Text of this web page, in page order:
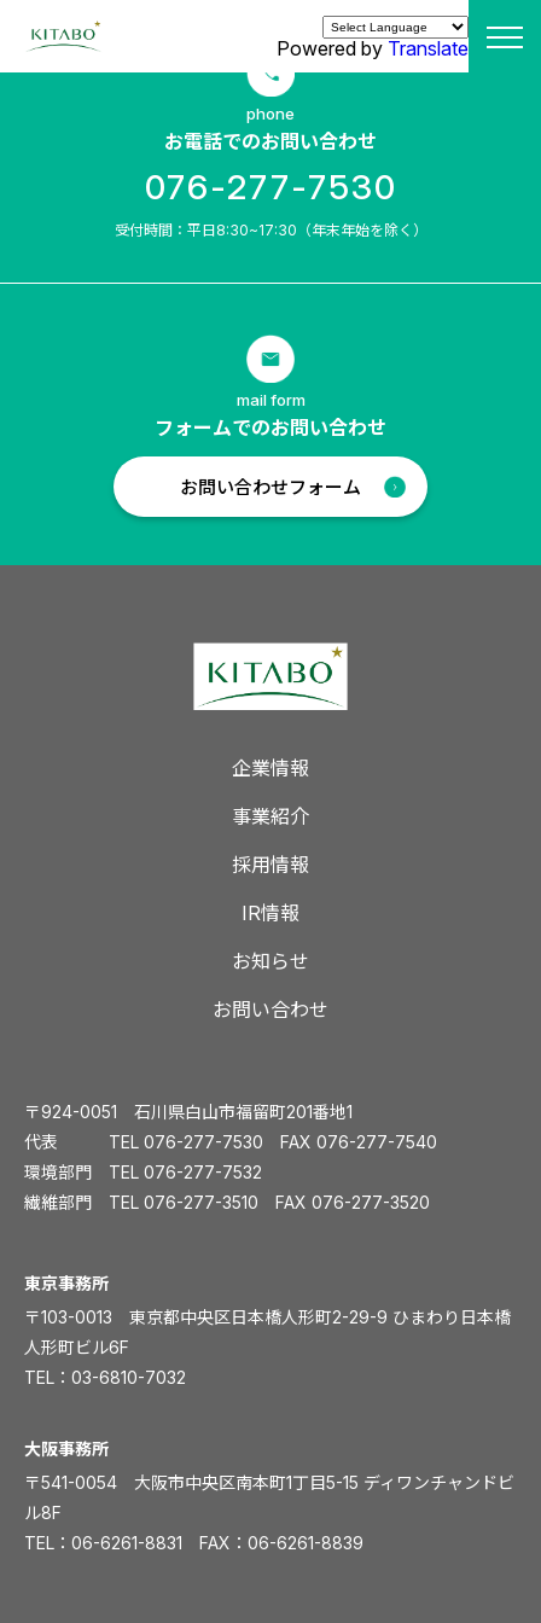
Powered by Translate
phone
お電話でのお問い合わせ
076-277-7530
受付時間：平日8:30~17:30（年末年始を除く）
mail form
フォームでのお問い合わせ
お問い合わせフォーム
企業情報
事業紹介
採用情報
IR情報
お知らせ
お問い合わせ
〒924-0051 石川県白山市福留町201番地1
代表 TEL 076-277-7530 FAX 076-277-7540
環境部門 TEL 076-277-7532
繊維部門 TEL 076-277-3510 FAX 076-277-3520
️東京事務所
〒103-0013 東京都中央区日本橋人形町2-29-9 ひまわり日本橋
人形町ビル6F
TEL： 03-6810-7032
大阪事務所
〒541-0054 大阪市中央区南本町1丁目5-15 ディワンチャンドビ
ル8F
TEL： 06-6261-8831 FAX：06-6261-8839